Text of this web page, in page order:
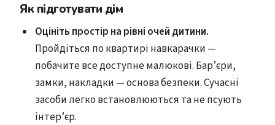
Як підготувати дім
Оцініть простір на рівні очей дитини.
Пройдіться по квартирі навкарачки —
побачите все доступне малюкові. Бар’єри,
замки, накладки — основа безпеки. Сучасні
засоби легко встановлюються та не псують
інтер’єр.